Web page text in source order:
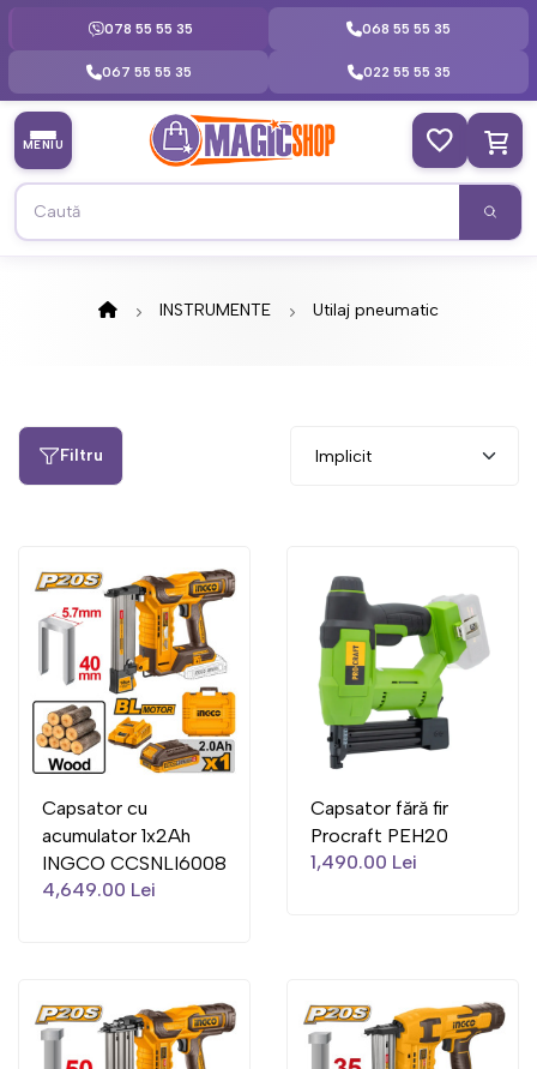
078 55 55 35 068 55 55 35
067 55 55 35 022 55 55 35
MENIU
INSTRUMENTE Utilaj pneumatic
Filtru
Capsator cu
acumulator 1x2Ah
INGCO CCSNLI6008
4,649.00 Lei
Capsator fără fir
Procraft PEH20
1,490.00 Lei